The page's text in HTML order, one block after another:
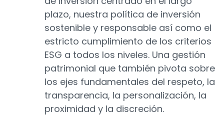
plazo, nuestra política de inversión
sostenible y responsable así como el
estricto cumplimiento de los criterios
ESG a todos los niveles. Una gestión
patrimonial que también pivota sobre
los ejes fundamentales del respeto, la
transparencia, la personalización, la
proximidad y la discreción.